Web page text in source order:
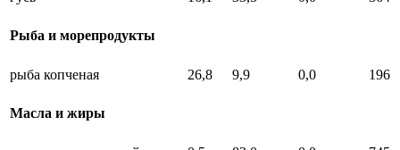
Рыба и морепродукты
рыба копченая 26,8 9,9 0,0 196
Масла и жиры